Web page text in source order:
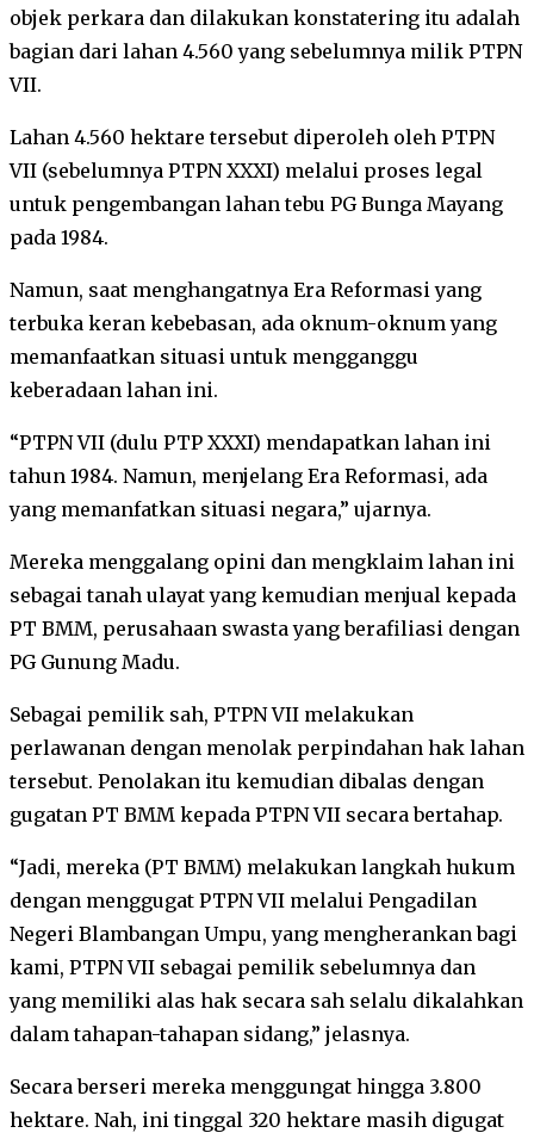
objek perkara dan dilakukan konstatering itu adalah
bagian dari lahan 4.560 yang sebelumnya milik PTPN
VII.
Lahan 4.560 hektare tersebut diperoleh oleh PTPN
VII (sebelumnya PTPN XXXI) melalui proses legal
untuk pengembangan lahan tebu PG Bunga Mayang
pada 1984.
Namun, saat menghangatnya Era Reformasi yang
terbuka keran kebebasan, ada oknum-oknum yang
memanfaatkan situasi untuk mengganggu
keberadaan lahan ini.
“PTPN VII (dulu PTP XXXI) mendapatkan lahan ini
tahun 1984. Namun, menjelang Era Reformasi, ada
yang memanfatkan situasi negara,” ujarnya.
Mereka menggalang opini dan mengklaim lahan ini
sebagai tanah ulayat yang kemudian menjual kepada
PT BMM, perusahaan swasta yang berafiliasi dengan
PG Gunung Madu.
Sebagai pemilik sah, PTPN VII melakukan
perlawanan dengan menolak perpindahan hak lahan
tersebut. Penolakan itu kemudian dibalas dengan
gugatan PT BMM kepada PTPN VII secara bertahap.
“Jadi, mereka (PT BMM) melakukan langkah hukum
dengan menggugat PTPN VII melalui Pengadilan
Negeri Blambangan Umpu, yang mengherankan bagi
kami, PTPN VII sebagai pemilik sebelumnya dan
yang memiliki alas hak secara sah selalu dikalahkan
dalam tahapan-tahapan sidang,” jelasnya.
Secara berseri mereka menggungat hingga 3.800
hektare. Nah, ini tinggal 320 hektare masih digugat